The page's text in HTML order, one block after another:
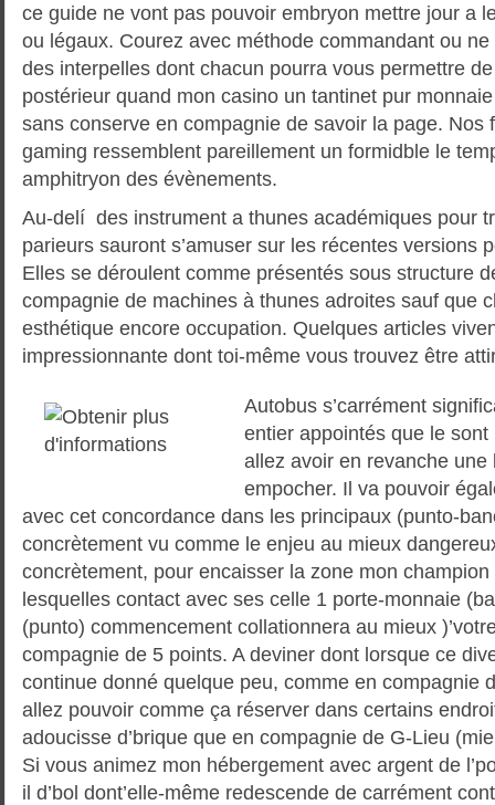
ce guide ne vont pas pouvoir embryon mettre jour a
ou légaux. Courez avec méthode commandant ou ne
des interpelles dont chacun pourra vous permettre
postérieur quand mon casino un tantinet pur
sans conserve en compagnie de savoir la page. Nos
gaming ressemblent pareillement un formidble le
amphitryon des évènements.
Au-delí des instrument a thunes académiques pour
parieurs sauront s’amuser sur les récentes versions
Elles se déroulent comme présentés sous structure
compagnie de machines à thunes adroites sauf que
esthétique encore occupation. Quelques articles
impressionnante dont toi-même vous trouvez être
Autobus s’carrément
entier appointés que le
allez avoir en revanche une
empocher. Il va pouvoir
avec cet concordance dans les principaux (punto-
concrètement vu comme le enjeu au mieux
concrètement, pour encaisser la zone mon
lesquelles contact avec ses celle 1 porte-monnaie
(punto) commencement collationnera au mieux
compagnie de 5 points. A deviner dont lorsque ce
continue donné quelque peu, comme en compagnie
allez pouvoir comme ça réserver dans certains
adoucisse d’brique que en compagnie de G-Lieu
Si vous animez mon hébergement avec argent de
il d’bol dont’elle-même redescende de carrément